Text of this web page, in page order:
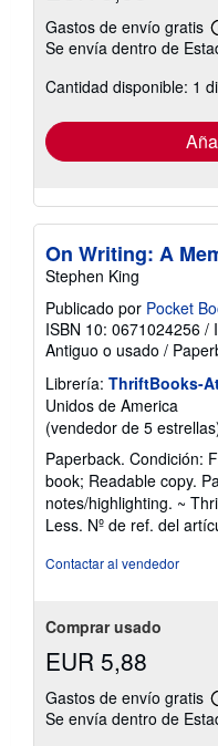
Gastos de envío gratis
Se envía dentro de
Cantidad disponible: 1
On Writing: A
Stephen King
Publicado por Pocket
ISBN 10: 0671024256 /
Antiguo o usado /
Librería: ThriftBooks-
Unidos de America
(vendedor de 5
Paperback. Condición:
book; Readable copy.
notes/highlighting. ~
Less. Nº de ref. del
Contactar al vendedor
Comprar usado
EUR 5,88
Gastos de envío gratis
Se envía dentro de